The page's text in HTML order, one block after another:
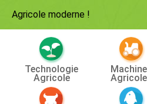
Agricole moderne !
Technologie
Agricole